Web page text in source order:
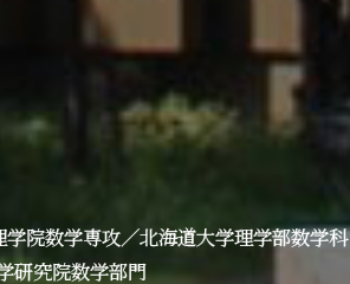
院数学専攻／北海道大学理学部数学科
研究院数学部門